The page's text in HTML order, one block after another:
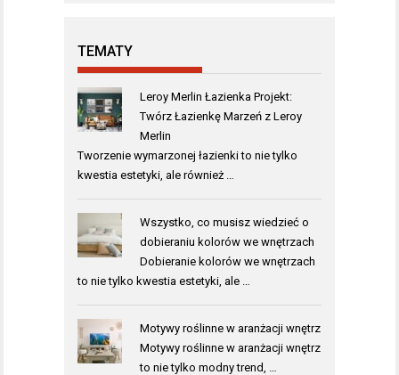
TEMATY
Leroy Merlin Łazienka Projekt:
Twórz Łazienkę Marzeń z Leroy
Merlin
Tworzenie wymarzonej łazienki to nie tylko
kwestia estetyki, ale również …
Wszystko, co musisz wiedzieć o
dobieraniu kolorów we wnętrzach
Dobieranie kolorów we wnętrzach
to nie tylko kwestia estetyki, ale …
Motywy roślinne w aranżacji wnętrz
Motywy roślinne w aranżacji wnętrz
to nie tylko modny trend, …